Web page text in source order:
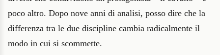
poco altro. Dopo nove anni di analisi, posso dire che la
differenza tra le due discipline cambia radicalmente il
modo in cui si scommette.